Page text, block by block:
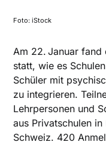
Foto: iStock
Am 22. Januar fand
statt, wie es
Schüler mit
zu integrieren.
Lehrpersonen und
aus Privatschulen
Schweiz. 420